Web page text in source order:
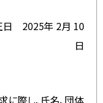
日 2025年 2月 10
日
際し、氏名、団体